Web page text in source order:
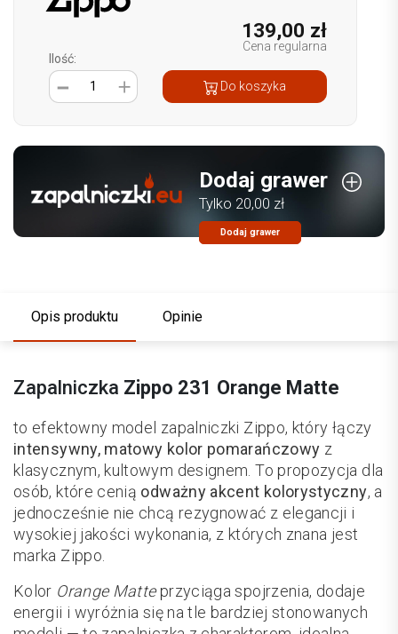
139,00 zł
Cena regularna
Ilość:
1
Do koszyka
Dodaj grawer
Tylko 20,00 zł
Dodaj grawer
Opis produktu Opinie
Zapalniczka Zippo 231 Orange Matte
to efektowny model zapalniczki Zippo, który łączy
intensywny, matowy kolor pomarańczowy z
klasycznym, kultowym designem. To propozycja dla
osób, które cenią odważny akcent kolorystyczny, a
jednocześnie nie chcą rezygnować z elegancji i
wysokiej jakości wykonania, z których znana jest
marka Zippo.
Kolor Orange Matteprzyciąga spojrzenia, dodaje
energii i wyróżnia się na tle bardziej stonowanych